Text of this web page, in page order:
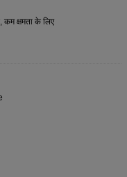
कम क्षमता के लिए